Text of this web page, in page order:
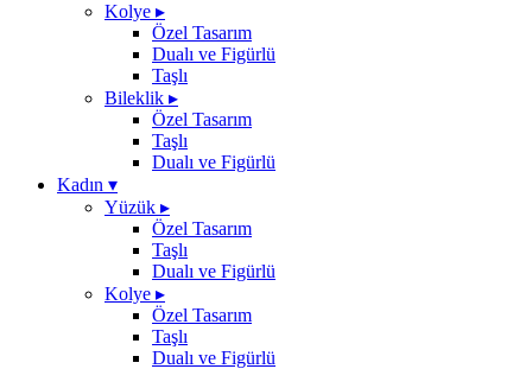
Kolye ▸
Özel Tasarım
Dualı ve Figürlü
Taşlı
Bileklik ▸
Özel Tasarım
Taşlı
Dualı ve Figürlü
Kadın ▾
Yüzük ▸
Özel Tasarım
Taşlı
Dualı ve Figürlü
Kolye ▸
Özel Tasarım
Taşlı
Dualı ve Figürlü